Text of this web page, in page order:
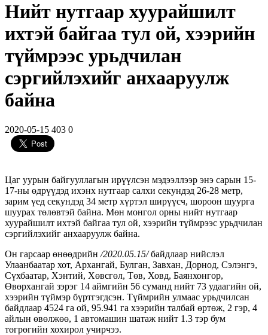
Нийт нутгаар хуурайшилт
ихтэй байгаа тул ой, хээрийн
түймрээс урьдчилан
сэргийлэхийг анхааруулж
байна
2020-05-15 403 0
Цаг уурын байгууллагын ирүүлсэн мэдээллээр энэ сарын 15-
17-ны өдрүүдэд ихэнх нутгаар салхи секундэд 26-28 метр,
зарим үед секундэд 34 метр хүртэл ширүүсч, шороон шуурга
шуурах төлөвтэй байна. Мөн монгол орны нийт нутгаар
хуурайшилт ихтэй байгаа тул ой, хээрийн түймрээс урьдчилан
сэргийлэхийг анхааруулж байна.
Он гарсаар өнөөдрийн /2020.05.15/байдлаар нийслэл
Улаанбаатар хот, Архангай, Булган, Завхан, Дорнод, Сэлэнгэ,
Сүхбаатар, Хэнтий, Хөвсгөл, Төв, Ховд, Баянхонгор,
Өвөрхангай зэрэг 14 аймгийн 56 суманд нийт 73 удаагийн ой,
хээрийн түймэр бүртгэгдсэн. Түймрийн улмаас урьдчилсан
байдлаар 4524 га ой, 95.941 га хээрийн талбай өртөж, 2 гэр, 4
айлын өвөлжөө, 1 автомашин шатаж нийт 1.3 тэр бум
төгрөгийн хохирол учирчээ.